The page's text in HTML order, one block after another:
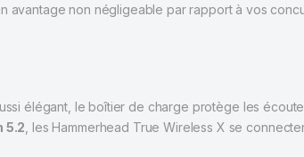
avantage non négligeable par rapport à vos
élégant, le boîtier de charge protège les
5.2 , les Hammerhead True Wireless X se